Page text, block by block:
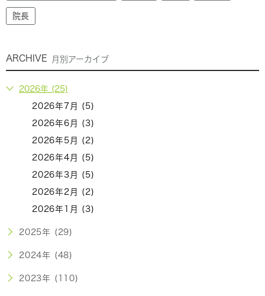
院長
ARCHIVE 月別アーカイブ
2026年 (25)
2026年7月 (5)
2026年6月 (3)
2026年5月 (2)
2026年4月 (5)
2026年3月 (5)
2026年2月 (2)
2026年1月 (3)
2025年 (29)
2024年 (48)
2023年 (110)